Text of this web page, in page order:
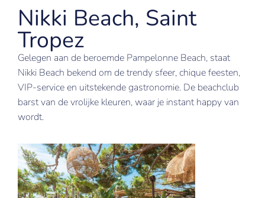
Nikki Beach, Saint
Tropez
Gelegen aan de beroemde Pampelonne Beach, staat
Nikki Beach bekend om de trendy sfeer, chique feesten,
VIP-service en uitstekende gastronomie. De beachclub
barst van de vrolijke kleuren, waar je instant happy van
wordt.